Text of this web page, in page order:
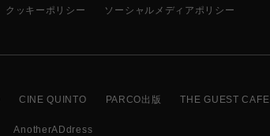
クッキーポリシー ソーシャルメディアポリシー
CINE QUINTO PARCO出版 THE GUEST CAFE
AnotherADdress